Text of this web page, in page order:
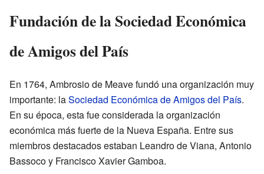
Fundación de la Sociedad Económica
de Amigos del País
En 1764, Ambrosio de Meave fundó una organización muy
importante: laSociedad Económica de Amigos del País.
En su época, esta fue considerada la organización
económica más fuerte de la Nueva España. Entre sus
miembros destacados estaban Leandro de Viana, Antonio
Bassoco y Francisco Xavier Gamboa.